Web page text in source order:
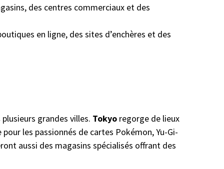
des centres commerciaux et des
en ligne, des sites d’enchères et des
grandes villes. Tokyo regorge de lieux
les passionnés de cartes Pokémon, Yu-Gi-
aussi des magasins spécialisés offrant des